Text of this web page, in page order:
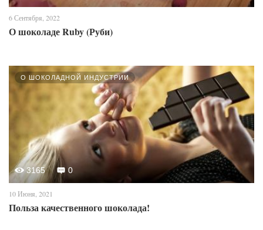
6 Сентября, 2022
О шоколаде Ruby (Руби)
О ШОКОЛАДНОЙ ИНДУСТРИИ
3165 0
10 Июня, 2021
Польза качественного шоколада!